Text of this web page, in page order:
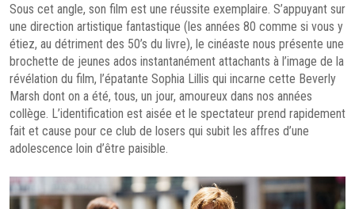
Sous cet angle, son film est une réussite exemplaire. S’appuyant sur
une direction artistique fantastique (les années 80 comme si vous y
étiez, au détriment des 50’s du livre), le cinéaste nous présente une
brochette de jeunes ados instantanément attachants à l’image de la
révélation du film, l’épatante Sophia Lillis qui incarne cette Beverly
Marsh dont on a été, tous, un jour, amoureux dans nos années
collège. L’identification est aisée et le spectateur prend rapidement
fait et cause pour ce club de losers qui subit les affres d’une
adolescence loin d’être paisible.